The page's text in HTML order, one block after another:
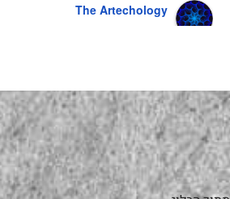
The Artechology